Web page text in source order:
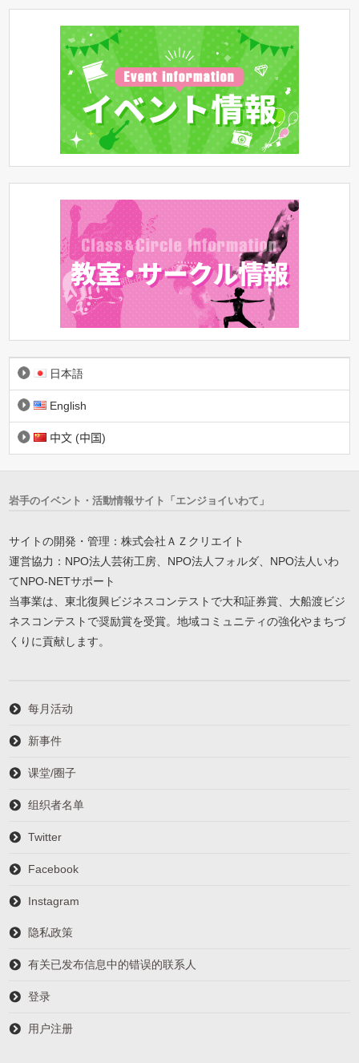
日本語
English
中文 (中国)
岩手のイベント・活動情報サイト「エンジョイいわて」
サイトの開発・管理：株式会社ＡＺクリエイト
運営協力：NPO法人芸術工房、NPO法人フォルダ、NPO法人いわ
てNPO-NETサポート
当事業は、東北復興ビジネスコンテストで大和証券賞、大船渡ビジ
ネスコンテストで奨励賞を受賞。地域コミュニティの強化やまちづ
くりに貢献します。
每月活动
新事件
课堂/圈子
组织者名单
Twitter
Facebook
Instagram
隐私政策
有关已发布信息中的错误的联系人
登录
用户注册